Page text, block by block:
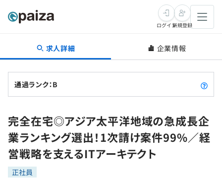
転職・キャリア
転職成功ガイド
転職エージェント
インタビュー
転職成功ガイド
新卒就活
求人検索
本選考
インターン
学習
問題集
プログラミング言語
ゲーム・マンガ
ログイン新規登録
求人詳細 企業情報
通過ランク：B
完全在宅◎アジア太平洋地域の急成長企
業ランキング選出！1次請け案件99%／経
営戦略を支えるITアーキテクト
正社員